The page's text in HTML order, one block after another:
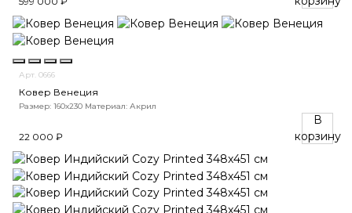
Арт. 0666
Ковер Венеция
Размер: 160х230 Материал: Акрил
22 000 ₽
В
корзину